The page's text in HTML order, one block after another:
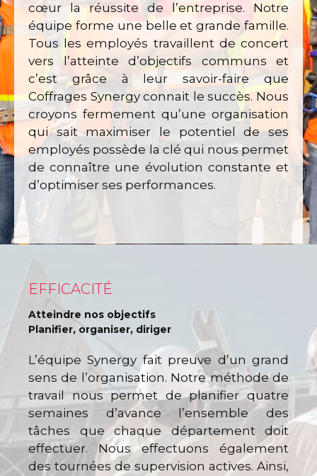
cœur la réussite de l’entreprise. Notre
équipe forme une belle et grande famille.
Tous les employés travaillent de concert
vers l’atteinte d’objectifs communs et
c’est grâce à leur savoir-faire que
Coffrages Synergy connait le succès. Nous
croyons fermement qu’une organisation
qui sait maximiser le potentiel de ses
employés possède la clé qui nous permet
de connaître une évolution constante et
d’optimiser ses performances.
EFFICACITÉ
Atteindre nos objectifs
Planifier, organiser, diriger
L’équipe Synergy fait preuve d’un grand
sens de l’organisation. Notre méthode de
travail nous permet de planifier quatre
semaines d’avance l’ensemble des
tâches que chaque département doit
effectuer. Nous effectuons également
des tournées de supervision actives. Ainsi,